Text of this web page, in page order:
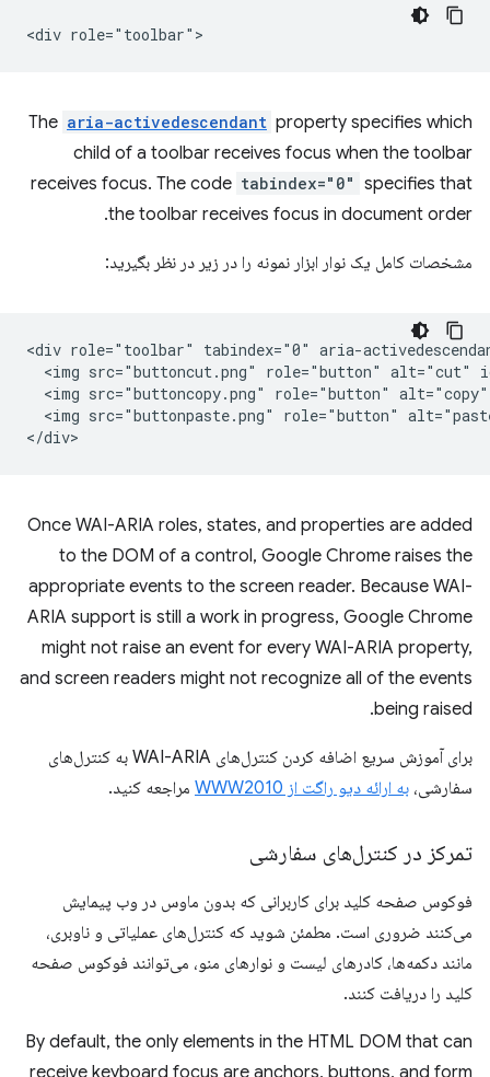
The aria-activedescendant property specifies which
child of a toolbar receives focus when the toolbar
receives focus. The code tabindex="0" specifies that
the toolbar receives focus in document order.
مشخصات کامل یک نوار ابزار نمونه را در زیر در نظر بگیرید:
<div role="toolbar" tabindex="0" aria-
<img src="buttoncut.png" role="button" alt="cut"
<img src="buttoncopy.png" role="button"
<img src="buttonpaste.png" role="button"
Once WAI-ARIA roles, states, and properties are added
to the DOM of a control, Google Chrome raises the
appropriate events to the screen reader. Because WAI-
ARIA support is still a work in progress, Google Chrome
might not raise an event for every WAI-ARIA property,
and screen readers might not recognize all of the events
being raised.
برای آموزش سریع اضافه کردن کنترل‌های WAI-ARIA به کنترل‌های
سفارشی، به ارائه دیو راگت از WWW2010 مراجعه کنید.
تمرکز در کنترل‌های سفارشی
فوکوس صفحه کلید برای کاربرانی که بدون ماوس در وب پیمایش
می‌کنند ضروری است. مطمئن شوید که کنترل‌های عملیاتی و ناوبری،
مانند دکمه‌ها، کادرهای لیست و نوارهای منو، می‌توانند فوکوس صفحه
کلید را دریافت کنند.
By default, the only elements in the HTML DOM that can
receive keyboard focus are anchors, buttons, and form